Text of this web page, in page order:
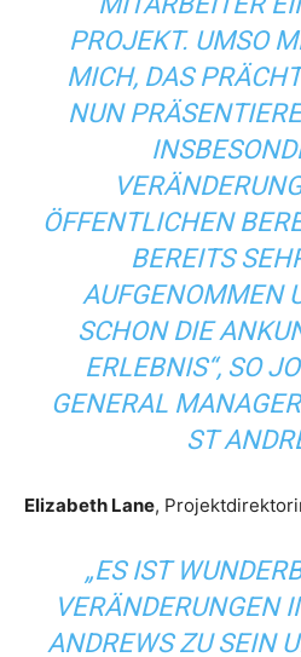
PROJEKT. UMSO
MICH, DAS
NUN
ÖFFENTLICHEN
BEREITS
AUFGENOMMEN
SCHON DIE
ERLEBNIS“, SO
GENERAL
ST
Elizabeth Lane,
„ES IST
VERÄNDERUNGEN
ANDREWS ZU SEIN